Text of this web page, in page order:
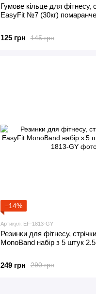
Гумове кільце для фітнесу,
EasyFit №7 (30кг)
145 грн
125 грн
−14%
Артикул: EF-1813-GY
Резинки для фітнесу,
MonoBand набір з 5 штук
290 грн
249 грн